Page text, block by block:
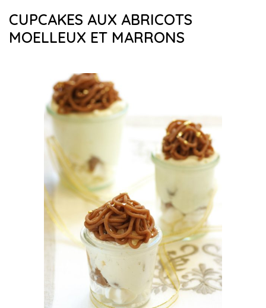
CUPCAKES AUX ABRICOTS
MOELLEUX ET MARRONS